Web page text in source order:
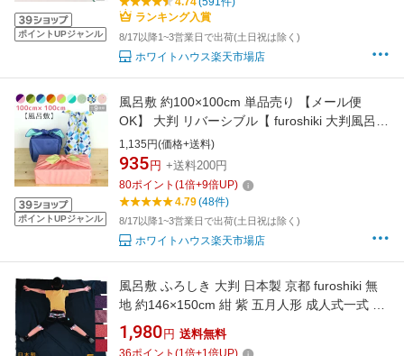
ポイントUPジャンル
青 青緑 紅 】
ランキング入賞
8/17以降1~3営業日で出荷(土日祝は除く)
ホワイトハウス楽天市場店
ポイントUPジャンル
風呂敷 約100×100cm 単品売り 【メール便
OK】 大判 リバーシブル【 furoshiki 大判風呂敷
100cm エコバッグ レジ袋 ふろしき 風呂敷 旅
行 パッキング 推し活 無地 大判 柄 かわいい 猫
ねこ ネコ 和柄 】
1,135円(価格+送料)
935 円 +送料200円
80ポイント (1倍+9倍UP)
4.79(48件)
8/17以降1~3営業日で出荷(土日祝は除く)
ホワイトハウス楽天市場店
風呂敷 ふろしき 大判 日本製 京都 furoshiki 無
地 約146×150cm 紺 紫 五月人形 成人式一式 着
物 振袖 包み 引っ越し 海外 お土産
1,980 円 送料無料